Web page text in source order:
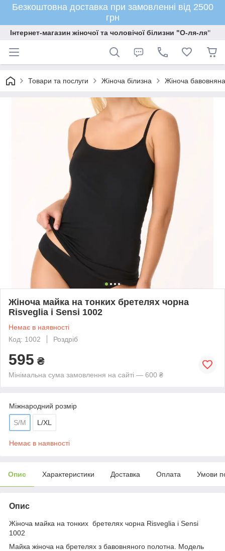
Безкоштовна доставка при замовленні від 2500
грн
Інтернет-магазин жіночої та чоловічої білизни "О-ля-ля"
Товари та послуги Жіноча білизна Жіноча бавовняна
Жіноча майка на тонких бретелях чорна
Risveglia i Sensi 1002
Немає в наявності
Код: 1002
Роздріб
595 ₴
Мінімальна сума замовлення на сайті — 600 ₴
Міжнародний розмір
S/M L/XL
Немає в наявності
Опис Характеристики Доставка Оплата Умови
Опис
Жіноча майка на тонких бретелях чорна Risveglia i Sensi
1002
Майка жіноча на бретелях з бавовняного полотна. Модель